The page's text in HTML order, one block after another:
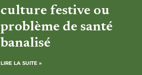
culture festive ou
problème de santé
banalisé
LIRE LA SUITE »